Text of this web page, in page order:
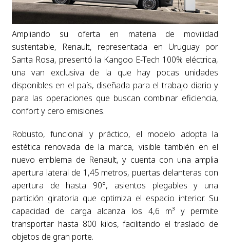
Ampliando su oferta en materia de movilidad
sustentable, Renault, representada en Uruguay por
Santa Rosa, presentó la Kangoo E-Tech 100% eléctrica,
una van exclusiva de la que hay pocas unidades
disponibles en el país, diseñada para el trabajo diario y
para las operaciones que buscan combinar eficiencia,
confort y cero emisiones.
Robusto, funcional y práctico, el modelo adopta la
estética renovada de la marca, visible también en el
nuevo emblema de Renault, y cuenta con una amplia
apertura lateral de 1,45 metros, puertas delanteras con
apertura de hasta 90°, asientos plegables y una
partición giratoria que optimiza el espacio interior. Su
capacidad de carga alcanza los 4,6 m³ y permite
transportar hasta 800 kilos, facilitando el traslado de
objetos de gran porte.